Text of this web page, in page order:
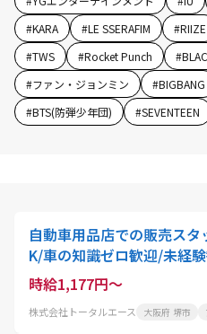
#KARA #LE SSERAFIM #RIIZE
#TWS #Rocket Punch #
#ファン・ジョンミン #BIGBANG
#BTS(防弾少年団) #SEVENTEEN
自動車用品店での販売ス
K/車の知識ゼロ歓迎/未経
ター大歓迎
時給1,177円～
株式会社トータルエース 大阪府 堺市